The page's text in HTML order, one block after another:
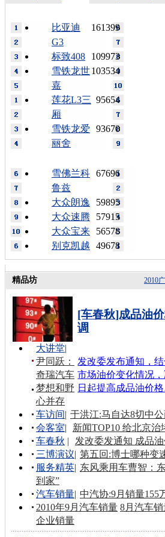
161399
比亚迪
G3
109973
标致408
103534
雪铁龙世
嘉
95654
莲花L3三
厢
93670
雪铁龙爱
丽舍
67696
雪佛兰科
鲁兹
59895
大众朗逸
57915
大众速腾
56578
大众宝来
49678
别克凯越
2010
精品坊
[车春秋]成品油
调
发改委发布通知，
市场油价变化情况
日起提高成品油价
大讲堂|
尹同跃：
奇瑞汽车
梦想和野
心并存
车访间| 于洪江:马自达8切中
会客室|
新闻TOP10 给北京治
车春秋 |
发改委发通知 成品
三博演议| 第五回:博士哪种变
服务精英| 东风乘用车曹智：
到家”
汽车销量| 中汽协:9月销量155
2010年9月汽车销量 8月汽车销
企业销量